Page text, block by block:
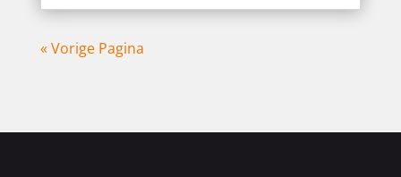
« Vorige Pagina